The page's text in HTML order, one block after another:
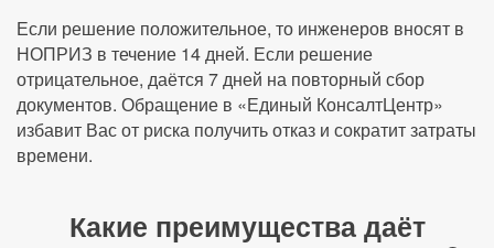
Если решение положительное, то инженеров вносят в
НОПРИЗ в течение 14 дней. Если решение
отрицательное, даётся 7 дней на повторный сбор
документов. Обращение в «Единый КонсалтЦентр»
избавит Вас от риска получить отказ и сократит затраты
времени.
Какие преимущества даёт